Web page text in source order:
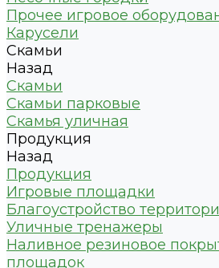
Прочее игровое
Карусели
Скамьи
Назад
Скамьи
Скамьи парковые
Скамья уличная
Продукция
Назад
Продукция
Игровые площадки
Благоустройство
Уличные тренажеры
Наливное резиновое
площадок